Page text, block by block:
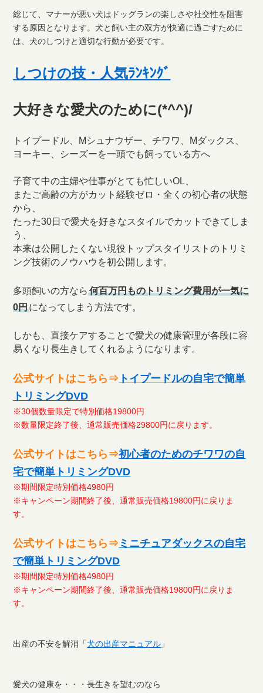
総じて、マナーが悪い犬はドッグランの楽しさや社交性を阻害
する原因となります。犬と飼い主の双方が快適に過ごすために
は、犬のしつけと適切な行動が必要です。
しつけの技・人気ﾗﾝｷﾝｸﾞ
大好きな愛犬のために(*^^)/
トイプードル、Mシュナウザー、チワワ、Mダックス、
ヨーキー、シーズーを一頭でも飼っている方へ
子育て中の主婦や仕事がとても忙しいOL、
またご高齢の方がカット経験ゼロ・全くの初心者の状態
から、
たった30日で愛犬を好きなスタイルでカットできてしま
う、
本来は公開したくない現役トップスタイリストのトリミ
ング技術のノウハウを初公開します。
多頭飼いの方なら何百万円ものトリミング費用が一気に
0円になってしまう方法です。
しかも、直接ケアすることで愛犬の健康管理が各段に容
易くなり長生きしてくれるようになります。
公式サイトはこちら⇒ トイプードルの自宅で簡単
トリミングDVD
※30個数量限定で特別価格19800円
※数量限定終了後、通常販売価格29800円に戻ります。
公式サイトはこちら⇒初心者のためのチワワの自
宅で簡単トリミングDVD
※期間限定特別価格4980円
※キャンペーン期間終了後、通常販売価格19800円に戻りま
す。
公式サイトはこちら⇒ ミニチュアダックスの自宅
で簡単トリミングDVD
※期間限定特別価格4980円
※キャンペーン期間終了後、通常販売価格19800円に戻りま
す。
出産の不安を解消「犬の出産マニュアル 」
愛犬の健康を・・・長生きを望むのなら